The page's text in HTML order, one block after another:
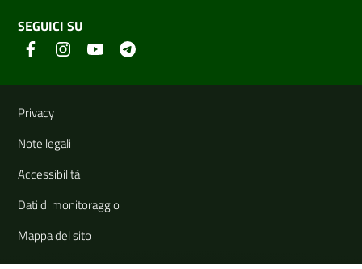
SEGUICI SU
Link e informazioni utili
Privacy
Note legali
Accessibilità
Dati di monitoraggio
Mappa del sito